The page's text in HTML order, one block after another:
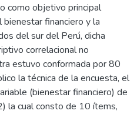
como objetivo principal
financiero y la
del sur del Perú, dicha
correlacional no
estuvo conformada por 80
la técnica de la encuesta, el
(bienestar financiero) de
la cual consto de 10 ítems,